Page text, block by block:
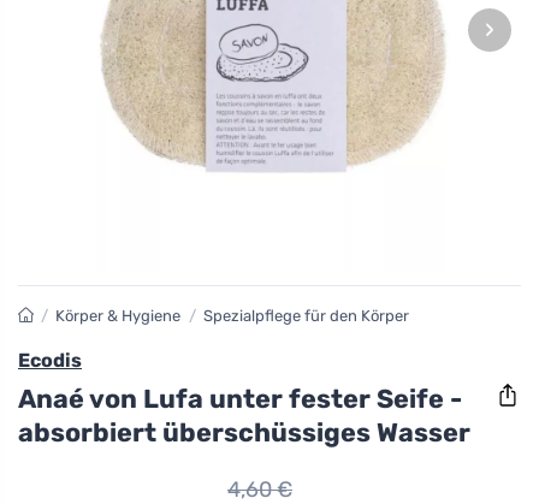
›
/ Körper & Hygiene / Spezialpflege für den Körper
Ecodis
Anaé von Lufa unter fester Seife -
absorbiert überschüssiges Wasser
4,60 €